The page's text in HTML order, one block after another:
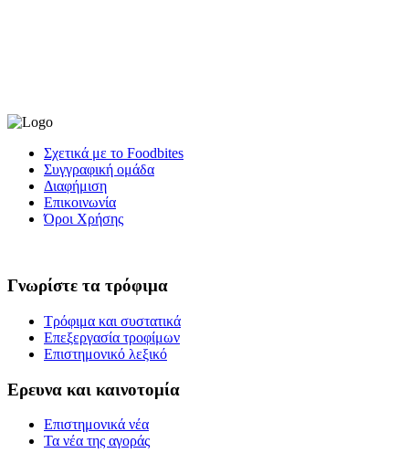
Σχετικά με το Foodbites
Συγγραφική ομάδα
Διαφήμιση
Επικοινωνία
Όροι Χρήσης
Γνωρίστε τα τρόφιμα
Τρόφιμα και συστατικά
Επεξεργασία τροφίμων
Επιστημονικό λεξικό
Ερευνα και καινοτομία
Επιστημονικά νέα
Τα νέα της αγοράς